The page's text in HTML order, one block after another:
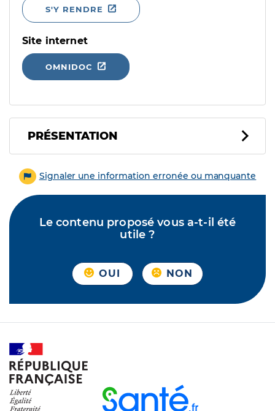
S'Y RENDRE
Site internet
OMNIDOC
PRÉSENTATION
Signaler une information erronée ou manquante
Le contenu proposé vous a-t-il été
utile ?
OUI NON